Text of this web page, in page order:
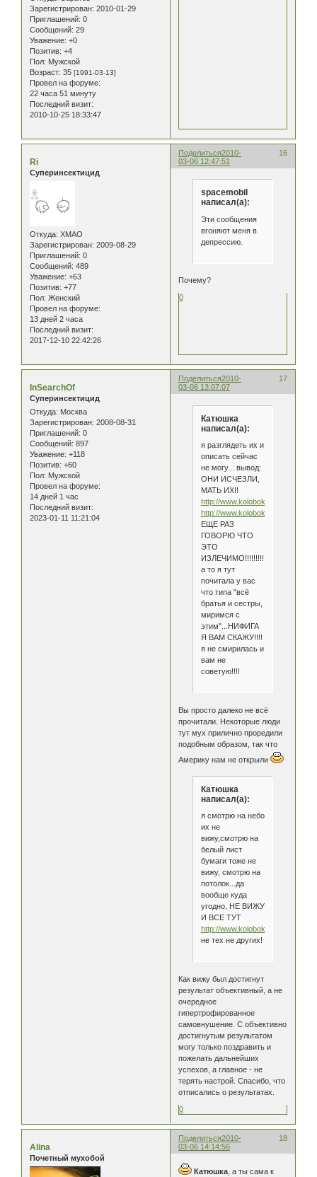
Зарегистрирован: 2010-01-29
Приглашений: 0
Сообщений: 29
Уважение: +0
Позитив: +4
Пол: Мужской
Возраст: 35 [1991-03-13]
Провел на форуме:
22 часа 51 минуту
Последний визит:
2010-10-25 18:33:47
Поделиться 16
2010-
03-06 12:47:51
Ri
Суперинсектицид
Откуда: ХМАО
Зарегистрирован: 2009-08-29
Приглашений: 0
Сообщений: 489
Уважение: +63
Позитив: +77
Пол: Женский
Провел на форуме:
13 дней 2 часа
Последний визит:
2017-12-10 22:42:26
spacemobil
написал(а):
Эти сообщения
вгоняют меня в
депрессию.
Почему?
0
Поделиться 17
2010-
03-06 13:07:07
InSearchOf
Суперинсектицид
Откуда: Москва
Зарегистрирован: 2008-08-31
Приглашений: 0
Сообщений: 897
Уважение: +118
Позитив: +60
Пол: Мужской
Провел на форуме:
14 дней 1 час
Последний визит:
2023-01-11 11:21:04
Катюшка
написал(а):
я разглядеть их и
описать сейчас
не могу... вывод:
ОНИ ИСЧЕЗЛИ,
МАТЬ ИХ!!
http://www.kolobok.us/smiles/
http://www.kolobok.us/smiles/
ЕЩЕ РАЗ
ГОВОРЮ ЧТО
ЭТО
ИЗЛЕЧИМО!!!!!!!!!!
а то я тут
почитала у вас
что типа "всё
братья и сестры,
миримся с
этим"...НИФИГА
Я ВАМ СКАЖУ!!!!
я не смирилась и
вам не
советую!!!!
Вы просто далеко не всё
прочитали. Некоторые люди
тут мух прилично проредили
подобным образом, так что
Америку нам не открыли
Катюшка
написал(а):
я смотрю на небо
их не
вижу,смотрю на
белый лист
бумаги тоже не
вижу, смотрю на
потолок...да
вообще куда
угодно, НЕ ВИЖУ
И ВСЕ ТУТ
http://www.kolobok.us/smiles/
не тех не других!
Как вижу был достигнут
результат объективный, а не
очередное
гипертрофированное
самовнушение. С объективно
достигнутым результатом
могу только поздравить и
пожелать дальнейших
успехов, а главное - не
терять настрой. Спасибо, что
отписались о результатах.
0
Поделиться 18
2010-
03-06 14:14:56
Alina
Почетный мухобой
Катюшка , а ты сама к